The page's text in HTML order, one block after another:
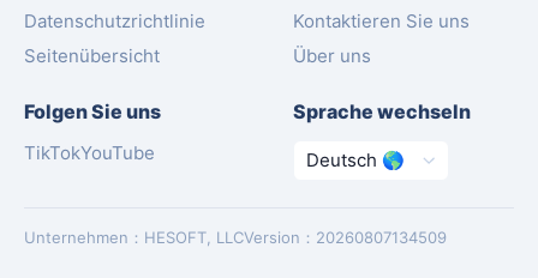
Datenschutzrichtlinie
Seitenübersicht
Kontaktieren Sie uns
Über uns
Folgen Sie uns
TikTokYouTube
Sprache wechseln
Unternehmen ： HESOFT, LLCVersion ： 20260807134509